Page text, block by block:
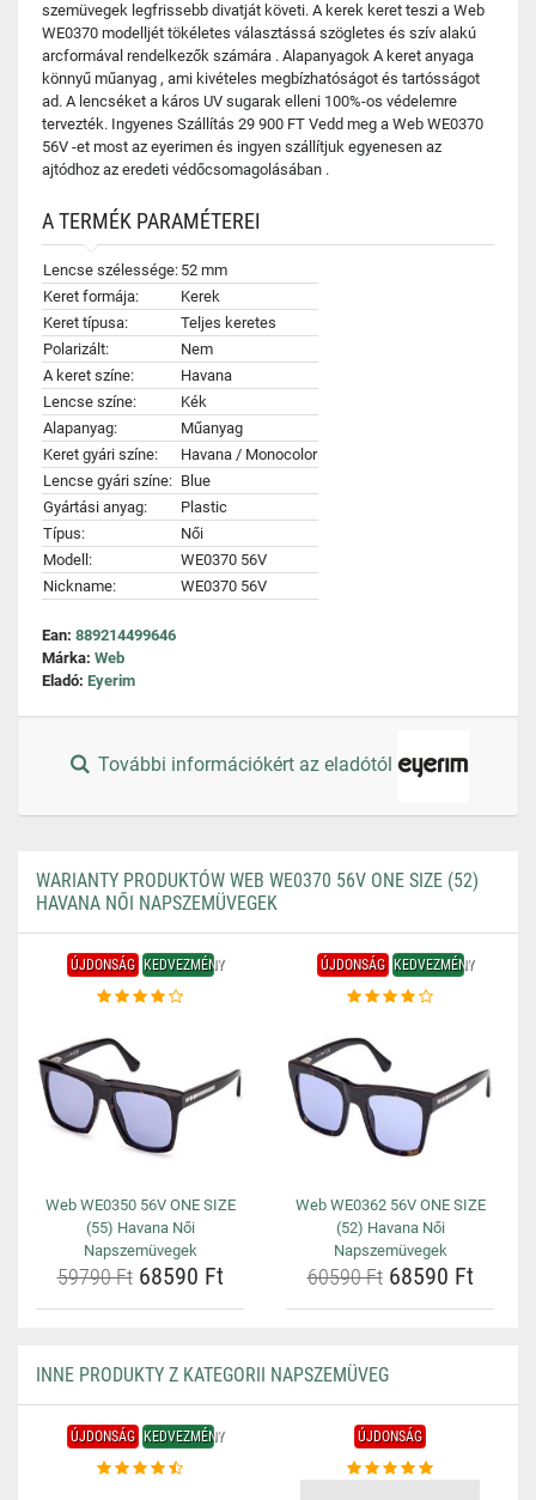
szemüvegek legfrissebb divatját követi. A kerek keret teszi a Web
WE0370 modelljét tökéletes választássá szögletes és szív alakú
arcformával rendelkezők számára . Alapanyagok A keret anyaga
könnyű műanyag , ami kivételes megbízhatóságot és tartósságot
ad. A lencséket a káros UV sugarak elleni 100%-os védelemre
tervezték. Ingyenes Szállítás 29 900 FT Vedd meg a Web WE0370
56V -et most az eyerimen és ingyen szállítjuk egyenesen az
ajtódhoz az eredeti védőcsomagolásában .
A TERMÉK PARAMÉTEREI
Lencse szélessége: 52 mm
Keret formája:
Kerek
Keret típusa:
Teljes keretes
Polarizált:
Nem
A keret színe:
Havana
Lencse színe:
Kék
Alapanyag:
Műanyag
Keret gyári színe:
Havana / Monocolor
Lencse gyári színe: Blue
Gyártási anyag:
Plastic
Típus:
Női
Modell:
WE0370 56V
Nickname:
WE0370 56V
Ean: 889214499646
Márka: Web
Eladó: Eyerim
További információkért az eladótól
WARIANTY PRODUKTÓW WEB WE0370 56V ONE SIZE (52)
HAVANA NŐI NAPSZEMÜVEGEK
ÚJDONSÁG KEDVEZMÉNY
Web WE0350 56V ONE SIZE
(55) Havana Női
Napszemüvegek
59790 Ft68590 Ft
ÚJDONSÁG KEDVEZMÉNY
Web WE0362 56V ONE SIZE
(52) Havana Női
Napszemüvegek
60590 Ft68590 Ft
INNE PRODUKTY Z KATEGORII NAPSZEMÜVEG
ÚJDONSÁG KEDVEZMÉNY ÚJDONSÁG